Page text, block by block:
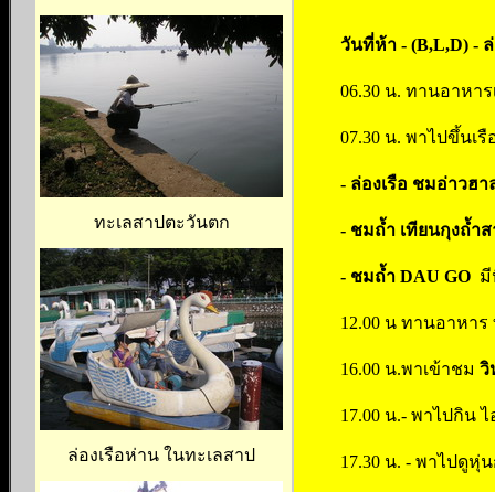
ทะเลสาปตะวันตก
ล่องเรือห่าน ในทะเลสาป
วันที่ห้า - (B,L,D) -
06.30 น. ทานอาหา
07.30 น. พาไปขึ้นเ
- ล่องเรือ ชมอ่าวฮา
- ชมถ้ำ เทียนกุงถ้ำ
- ชมถ้ำ DAU GO มี
12.00 น ทานอาหาร
16.00 น.พาเข้าชม วิ
17.00 น.- พาไปกิน
17.30 น. - พาไปดูหุ่